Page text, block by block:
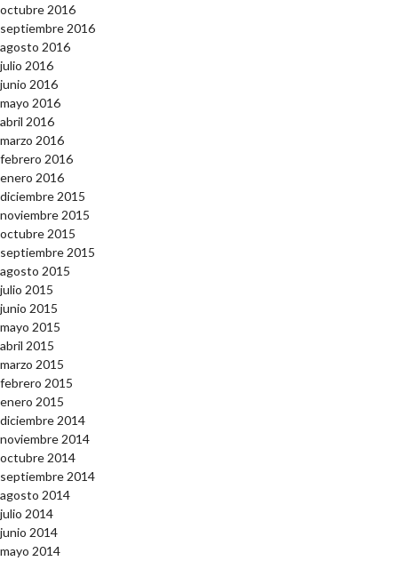
octubre 2016
septiembre 2016
agosto 2016
julio 2016
junio 2016
mayo 2016
abril 2016
marzo 2016
febrero 2016
enero 2016
diciembre 2015
noviembre 2015
octubre 2015
septiembre 2015
agosto 2015
julio 2015
junio 2015
mayo 2015
abril 2015
marzo 2015
febrero 2015
enero 2015
diciembre 2014
noviembre 2014
octubre 2014
septiembre 2014
agosto 2014
julio 2014
junio 2014
mayo 2014